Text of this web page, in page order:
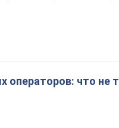
операторов: что не